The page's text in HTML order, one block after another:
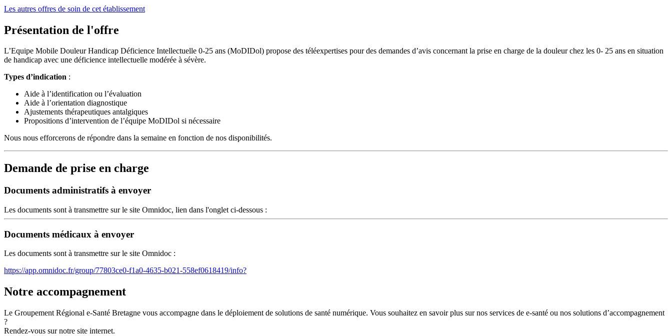
Les autres offres de soin de cet établissement
Présentation de l'offre
L’Equipe Mobile Douleur Handicap Déficience Intellectuelle 0-25 ans (MoDIDol) propose des téléexpertises pour des demandes d’avis concernant la prise en charge de la douleur chez les 0- 25 ans en situation
de handicap avec une déficience intellectuelle modérée à sévère.
Types d’indication :
Aide à l’identification ou l’évaluation
Aide à l’orientation diagnostique
Ajustements thérapeutiques antalgiques
Propositions d’intervention de l’équipe MoDIDol si nécessaire
Nous nous efforcerons de répondre dans la semaine en fonction de nos disponibilités.
Demande de prise en charge
Documents administratifs à envoyer
Les documents sont à transmettre sur le site Omnidoc, lien dans l'onglet ci-dessous :
Documents médicaux à envoyer
Les documents sont à transmettre sur le site Omnidoc :
https://app.omnidoc.fr/group/77803ce0-f1a0-4635-b021-558ef0618419/info?
Notre accompagnement
Le Groupement Régional e-Santé Bretagne vous accompagne dans le déploiement de solutions de santé numérique. Vous souhaitez en savoir plus sur nos services de e-santé ou nos solutions d’accompagnement
?
Rendez-vous sur notre site internet.